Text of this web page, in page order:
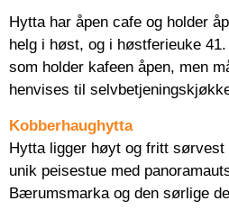
Hytta har åpen cafe og holder
helg i høst, og i høstferieuke
som holder kafeen åpen, men
henvises til
Kobberhaughytta
Hytta ligger høyt og fritt sørvest
unik peisestue med
Bærumsmarka og den sørlige